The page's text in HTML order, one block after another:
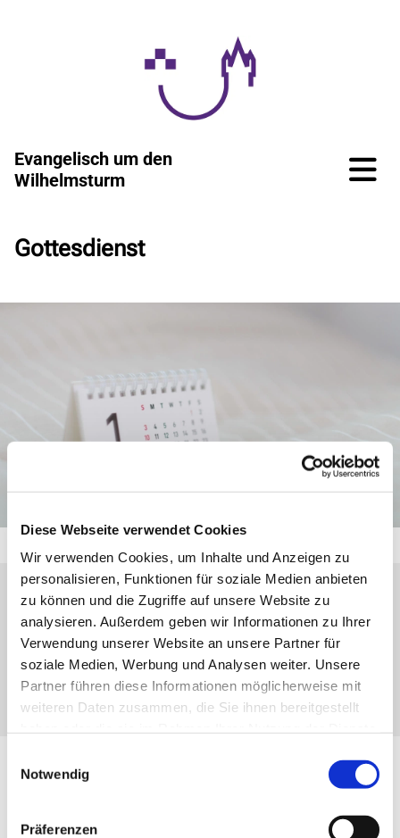
Diese Webseite verwendet Cookies
Wir verwenden Cookies, um Inhalte und Anzeigen zu
personalisieren, Funktionen für soziale Medien anbieten
zu können und die Zugriffe auf unsere Website zu
analysieren. Außerdem geben wir Informationen zu Ihrer
Verwendung unserer Website an unsere Partner für
soziale Medien, Werbung und Analysen weiter. Unsere
Partner führen diese Informationen möglicherweise mit
weiteren Daten zusammen, die Sie ihnen bereitgestellt
Notwendig
Präferenzen
Evangelisch um den
Wilhelmsturm
Gottesdienst
Sonntag, 28. Februar 2027, 10:45 Uhr
Eibach, Kirchberg, 35689 Dillenburg-
Eibach